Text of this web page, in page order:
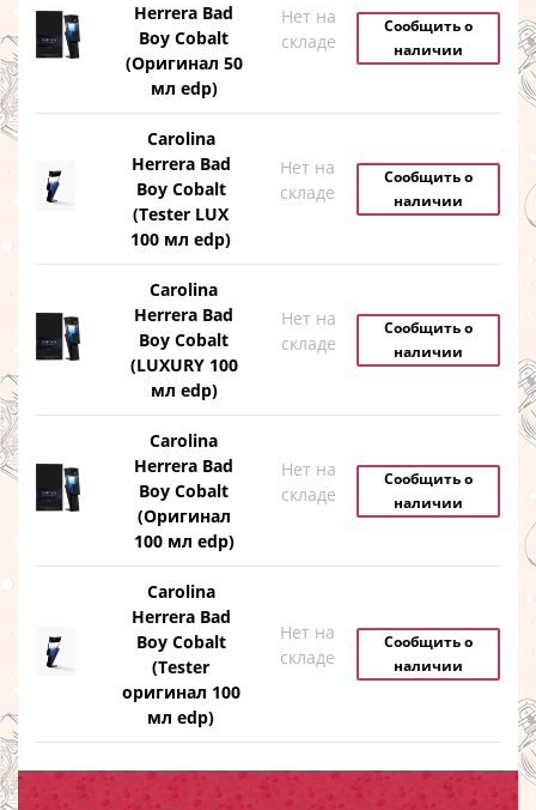
Herrera Bad
Boy Cobalt
(Оригинал 50
мл edp)
Нет на
складе
Сообщить о
наличии
Carolina
Herrera Bad
Boy Cobalt
(Tester LUX
100 мл edp)
Нет на
складе
Сообщить о
наличии
Carolina
Herrera Bad
Boy Cobalt
(LUXURY 100
мл edp)
Нет на
складе
Сообщить о
наличии
Carolina
Herrera Bad
Boy Cobalt
(Оригинал
100 мл edp)
Нет на
складе
Сообщить о
наличии
Carolina
Herrera Bad
Boy Cobalt
(Tester
оригинал 100
мл edp)
Нет на
складе
Сообщить о
наличии